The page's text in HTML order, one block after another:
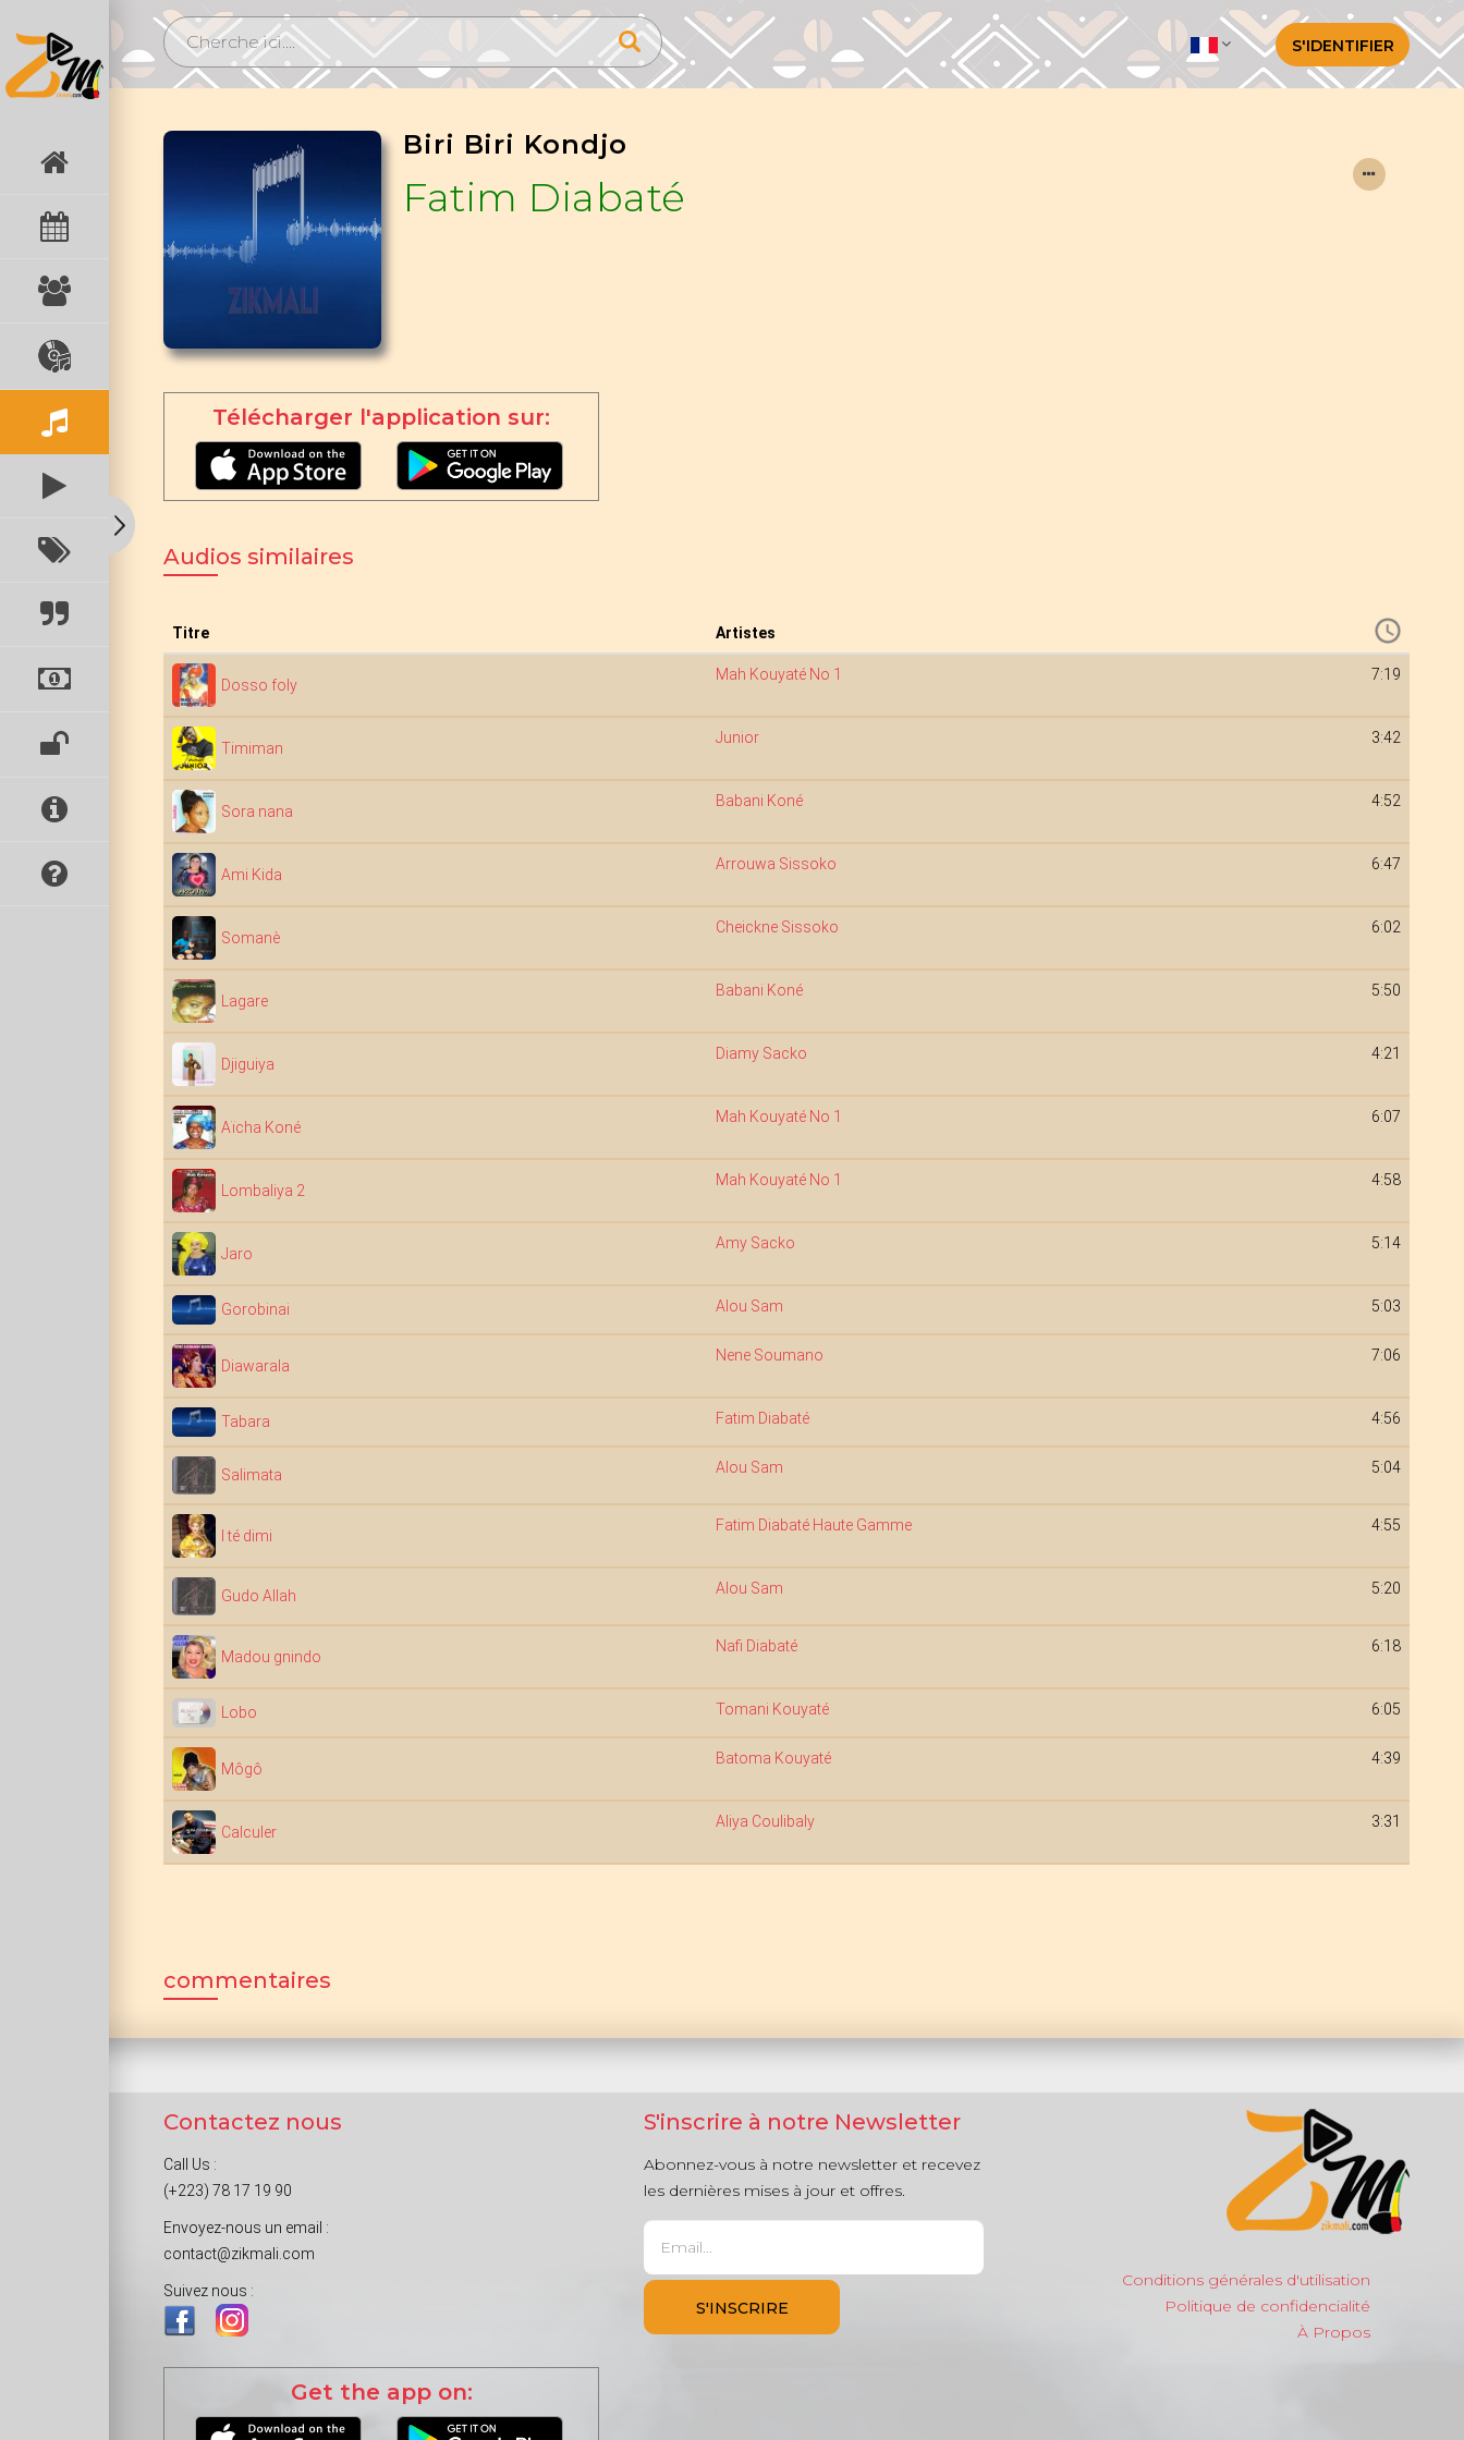
S'IDENTIFIER
Biri Biri Kondjo
Fatim Diabaté
Télécharger l'application sur:
Audios similaires
Titre Artistes
Dosso foly
Mah Kouyaté No 1 7:19
Timiman
Junior 3:42
Sora nana
Babani Koné 4:52
Ami Kida
Arrouwa Sissoko 6:47
Somanè
Cheickne Sissoko 6:02
Lagare
Babani Koné 5:50
Djiguiya
Diamy Sacko 4:21
Aïcha Koné
Mah Kouyaté No 1 6:07
Lombaliya 2
Mah Kouyaté No 1 4:58
Jaro
Amy Sacko 5:14
Gorobinai Alou Sam 5:03
Diawarala
Nene Soumano 7:06
Tabara Fatim Diabaté 4:56
Salimata Alou Sam 5:04
I té dimi
Fatim Diabaté Haute Gamme 4:55
Gudo Allah Alou Sam 5:20
Madou gnindo
Nafi Diabaté 6:18
Lobo Tomani Kouyaté 6:05
Môgô
Batoma Kouyaté 4:39
Calculer
Aliya Coulibaly 3:31
commentaires
Contactez nous
Call Us :
(+223) 78 17 19 90
Envoyez-nous un email :
contact@zikmali.com
Suivez nous :
S'inscrire à notre Newsletter
Abonnez-vous à notre newsletter et recevez
les dernières mises à jour et offres.
Conditions générales d'utilisation
Politique de confidencialité
À Propos
Get the app on: